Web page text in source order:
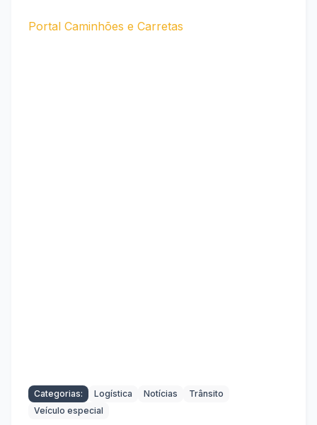
Portal Caminhões e Carretas
Categorias: Logística Notícias
Trânsito
Veículo especial